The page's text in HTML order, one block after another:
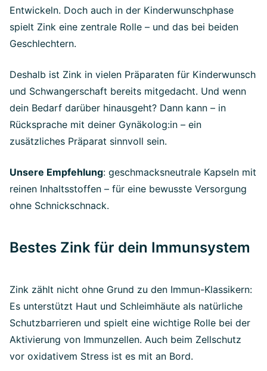
Entwickeln. Doch auch in der Kinderwunschphase
spielt Zink eine zentrale Rolle – und das bei beiden
Geschlechtern.
Deshalb ist Zink in vielen Präparaten für Kinderwunsch
und Schwangerschaft bereits mitgedacht. Und wenn
dein Bedarf darüber hinausgeht? Dann kann – in
Rücksprache mit deiner Gynäkolog:in – ein
zusätzliches Präparat sinnvoll sein.
Unsere Empfehlung: geschmacksneutrale Kapseln mit
reinen Inhaltsstoffen – für eine bewusste Versorgung
ohne Schnickschnack.
Bestes Zink für dein Immunsystem
Zink zählt nicht ohne Grund zu den Immun-Klassikern:
Es unterstützt Haut und Schleimhäute als natürliche
Schutzbarrieren und spielt eine wichtige Rolle bei der
Aktivierung von Immunzellen. Auch beim Zellschutz
vor oxidativem Stress ist es mit an Bord.